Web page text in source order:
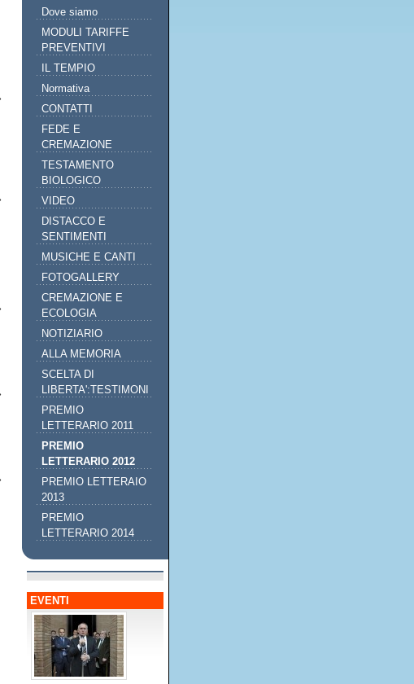
Dove siamo
MODULI TARIFFE
PREVENTIVI
IL TEMPIO
Normativa
CONTATTI
FEDE E
CREMAZIONE
TESTAMENTO
BIOLOGICO
VIDEO
DISTACCO E
SENTIMENTI
MUSICHE E CANTI
FOTOGALLERY
CREMAZIONE E
ECOLOGIA
NOTIZIARIO
ALLA MEMORIA
SCELTA DI
LIBERTA':TESTIMONI
PREMIO
LETTERARIO 2011
PREMIO
LETTERARIO 2012
PREMIO LETTERAIO
2013
PREMIO
LETTERARIO 2014
EVENTI